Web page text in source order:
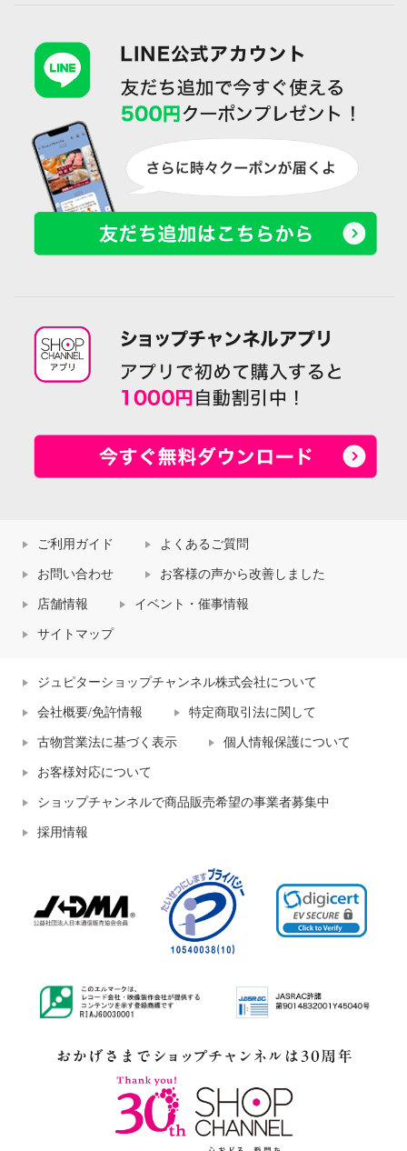
ご利用ガイド よくあるご質問
お問い合わせ お客様の声から改善しました
店舗情報 イベント・催事情報
サイトマップ
ジュピターショップチャンネル株式会社について
会社概要/免許情報 特定商取引法に関して
古物営業法に基づく表示 個人情報保護について
お客様対応について
ショップチャンネルで商品販売希望の事業者募集中
採用情報